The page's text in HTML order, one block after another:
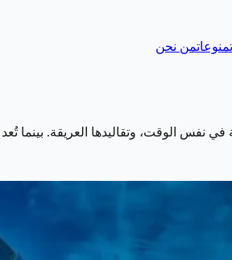
منوعاتمن نحن
في نفس الوقت، وتقاليدها العريقة.